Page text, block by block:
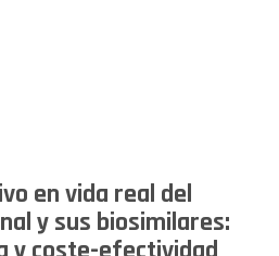
en vida real del
y sus biosimilares: